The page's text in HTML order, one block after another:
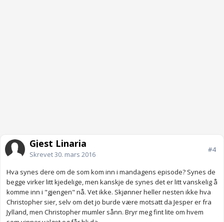
Gjest Linaria
Skrevet30. mars 2016
#4
Hva synes dere om de som kom inn i mandagens episode? Synes de
begge virker litt kjedelige, men kanskje de synes det er litt vanskelig å
komme inn i "gjengen" nå. Vet ikke. Skjønner heller nesten ikke hva
Christopher sier, selv om det jo burde være motsatt da Jesper er fra
Jylland, men Christopher mumler sånn. Bryr meg fint lite om hvem